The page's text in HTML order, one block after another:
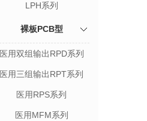
LPH系列
裸板PCB型
医用双组输出RPD系列
医用三组输出RPT系列
医用RPS系列
医用MFM系列